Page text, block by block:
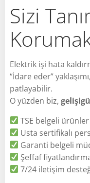
Sizi
Elektrik işi hata
“İdare eder”
patlayabilir.
O yüzden biz,
TSE belgeli ürünler
Usta sertifikalı
Garanti belgeli
Şeffaf
7/24 iletişim